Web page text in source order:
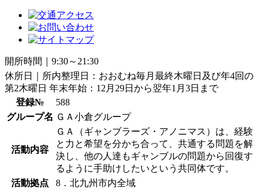
開所時間｜9:30～21:30
休所日｜所内整理日：おおむね毎月最終木曜日及び年4回の
第2木曜日 年末年始：12月29日から翌年1月3日まで
登録№
588
グループ名 ＧＡ小倉グループ
活動内容
ＧＡ（ギャンブラーズ・アノニマス）は、経験
と力と希望を分かち合って、共通する問題を解
決し、他の人達もギャンブルの問題から回復す
るように手助けしたいという共同体です。
活動拠点
8．北九州市内全域